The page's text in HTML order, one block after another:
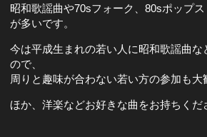
昭和歌謡曲や70sフォーク、80sポップ
が多いです。
今は平成生まれの若い人に昭和歌謡曲な
ので、
周りと趣味が合わない若い方の参加も大
ほか、洋楽などお好きな曲をお持ちくだ